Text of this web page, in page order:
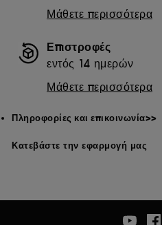
Μάθετε περισσότερα
Επιστροφές
εντός 14 ημερών
Μάθετε περισσότερα
Πληροφορίες και επικοινωνία>>
Κατεβάστε την εφαρμογή μας